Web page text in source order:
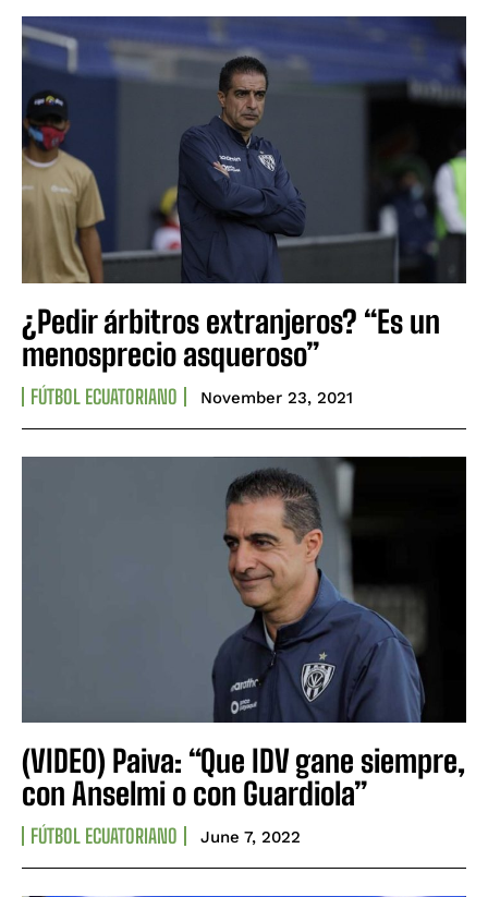
¿Pedir árbitros extranjeros? “Es un
menosprecio asqueroso”
FÚTBOL ECUATORIANO November 23, 2021
(VIDEO) Paiva: “Que IDV gane siempre,
con Anselmi o con Guardiola”
FÚTBOL ECUATORIANO June 7, 2022